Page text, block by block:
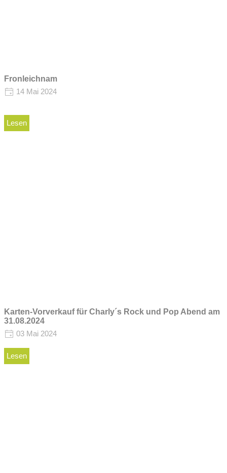
Fronleichnam
14 Mai 2024
Lesen
Karten-Vorverkauf für Charly´s Rock und Pop Abend am
31.08.2024
03 Mai 2024
Lesen